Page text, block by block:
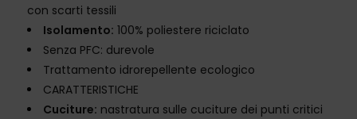
con scarti tessili
Isolamento: 100% poliestere riciclato
Senza PFC: durevole
Trattamento idrorepellente ecologico
CARATTERISTICHE
Cuciture: nastratura sulle cuciture dei punti critici